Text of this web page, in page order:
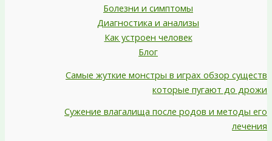
Болезни и симптомы
Диагностика и анализы
Как устроен человек
Блог
Самые жуткие монстры в играх обзор существ
которые пугают до дрожи
Сужение влагалища после родов и методы его
лечения